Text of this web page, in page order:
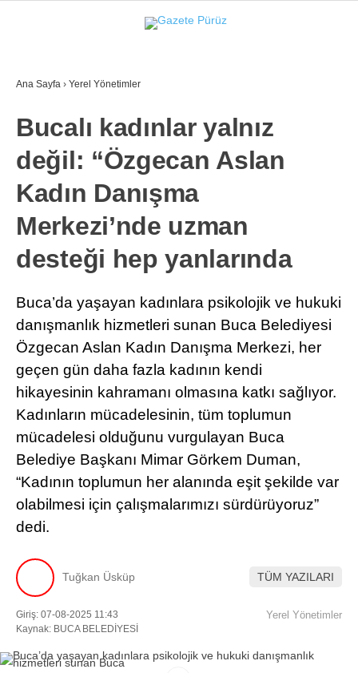
WhatsApp İhbar Hattı
Facebook
Youtube
YEREL YÖNETIMLER
GÜNCEL
EKONOMI
POLITIKA
SAĞLIK
SPOR
DIĞER
Ana Sayfa › Yerel Yönetimler
Bucalı kadınlar yalnız
değil: “Özgecan Aslan
Kadın Danışma
Merkezi’nde uzman
desteği hep yanlarında
Buca’da yaşayan kadınlara psikolojik ve hukuki
danışmanlık hizmetleri sunan Buca Belediyesi
Özgecan Aslan Kadın Danışma Merkezi, her
geçen gün daha fazla kadının kendi
hikayesinin kahramanı olmasına katkı sağlıyor.
Kadınların mücadelesinin, tüm toplumun
mücadelesi olduğunu vurgulayan Buca
Belediye Başkanı Mimar Görkem Duman,
“Kadının toplumun her alanında eşit şekilde var
olabilmesi için çalışmalarımızı sürdürüyoruz”
dedi.
Tuğkan Üsküp TÜM YAZILARI
Giriş: 07-08-2025 11:43
Kaynak: BUCA BELEDİYESİ
Yerel Yönetimler